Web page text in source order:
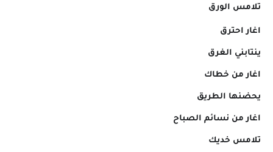
تلامس الورق
اغار احترق
ينتابني الغرق
اغار من خطاك
يحضنها الطريق
اغار من نسائم الصباح
تلامس خديك